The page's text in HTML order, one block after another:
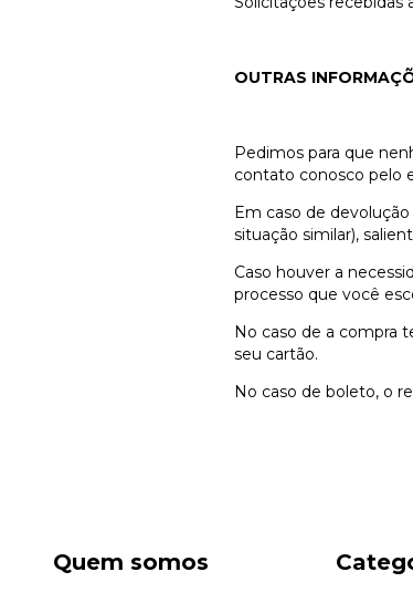
OUTRAS
Pedimos para que
contato conosco pelo
Em caso de
situação similar),
Caso houver a
processo que você
No caso de a compra
seu cartão.
No caso de boleto, o
Quem somos